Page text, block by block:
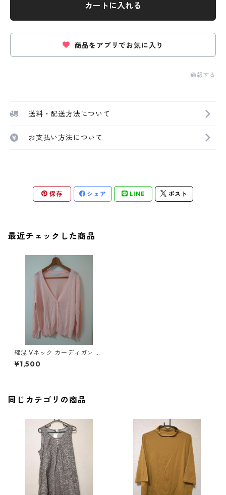
カートに入れる
商品をアプリでお気に入り
通報する
送料・配送方法について
お支払い方法について
保存 シェア LINE ポスト
最近チェックした商品
綿混 Vネック カーディガン 3L
ピンク ◆KIY-988◆
¥1,500
同じカテゴリの商品